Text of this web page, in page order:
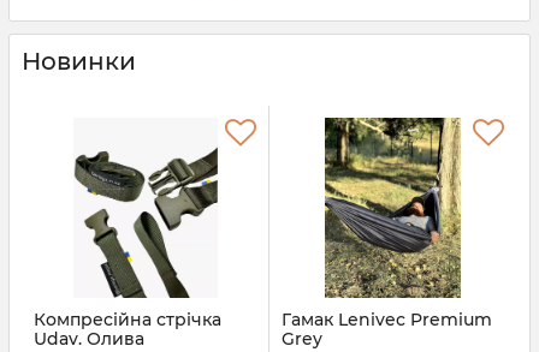
Новинки
Компресійна стрічка
Udav. Олива
Гамак Lenivec Premium
Grey